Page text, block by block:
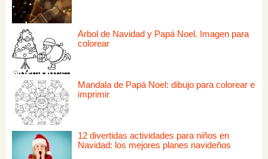
Árbol de Navidad y Papá Noel. Imagen para
colorear
Mandala de Papá Noel: dibujo para colorear e
imprimir
12 divertidas actividades para niños en
Navidad: los mejores planes navideños